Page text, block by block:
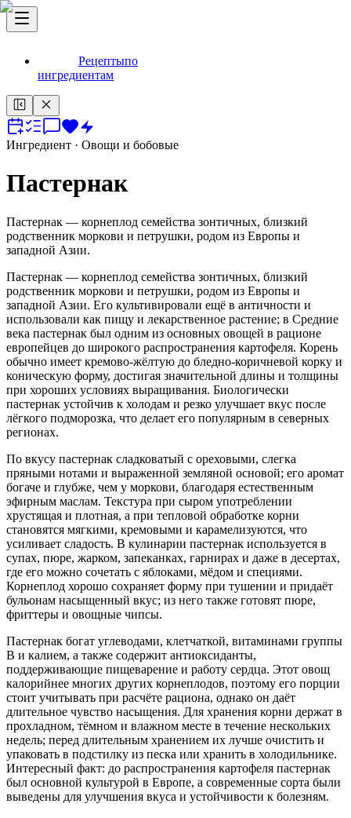
Рецептыпо
ингредиентам
Ингредиент · Овощи и бобовые
Пастернак
Пастернак — корнеплод семейства зонтичных, близкий
родственник моркови и петрушки, родом из Европы и
западной Азии.
Пастернак — корнеплод семейства зонтичных, близкий
родственник моркови и петрушки, родом из Европы и
западной Азии. Его культивировали ещё в античности и
использовали как пищу и лекарственное растение; в Средние
века пастернак был одним из основных овощей в рационе
европейцев до широкого распространения картофеля. Корень
обычно имеет кремово-жёлтую до бледно-коричневой корку и
коническую форму, достигая значительной длины и толщины
при хороших условиях выращивания. Биологически
пастернак устойчив к холодам и резко улучшает вкус после
лёгкого подморозка, что делает его популярным в северных
регионах.
По вкусу пастернак сладковатый с ореховыми, слегка
пряными нотами и выраженной земляной основой; его аромат
богаче и глубже, чем у моркови, благодаря естественным
эфирным маслам. Текстура при сыром употреблении
хрустящая и плотная, а при тепловой обработке корни
становятся мягкими, кремовыми и карамелизуются, что
усиливает сладость. В кулинарии пастернак используется в
супах, пюре, жарком, запеканках, гарнирах и даже в десертах,
где его можно сочетать с яблоками, мёдом и специями.
Корнеплод хорошо сохраняет форму при тушении и придаёт
бульонам насыщенный вкус; из него также готовят пюре,
фриттеры и овощные чипсы.
Пастернак богат углеводами, клетчаткой, витаминами группы
B и калием, а также содержит антиоксиданты,
поддерживающие пищеварение и работу сердца. Этот овощ
калорийнее многих других корнеплодов, поэтому его порции
стоит учитывать при расчёте рациона, однако он даёт
длительное чувство насыщения. Для хранения корни держат в
прохладном, тёмном и влажном месте в течение нескольких
недель; перед длительным хранением их лучше очистить и
упаковать в подстилку из песка или хранить в холодильнике.
Интересный факт: до распространения картофеля пастернак
был основной культурой в Европе, а современные сорта были
выведены для улучшения вкуса и устойчивости к болезням.